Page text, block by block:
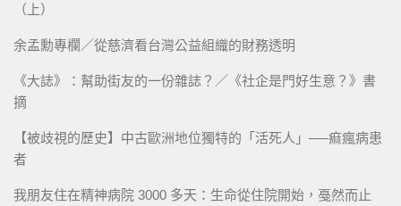
（上）
余孟勳專欄／從慈濟看台灣公益組織的財務透明
《大誌》：幫助街友的一份雜誌？／《社企是門好生意？》書
摘
【被歧視的歷史】中古歐洲地位獨特的「活死人」──痲瘋病患
者
我朋友住在精神病院 3000 多天：生命從住院開始，戞然而止